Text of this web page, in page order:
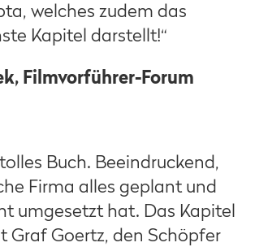
welches zudem das
Kapitel darstellt!“
Filmvorführer-Forum
Buch. Beeindruckend,
Firma alles geplant und
umgesetzt hat. Das Kapitel
Graf Goertz, den Schöpfer